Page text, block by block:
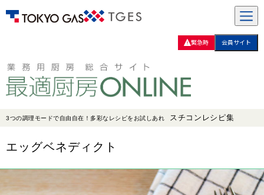
緊急時 会員サイト
3つの調理モードで自由自在！多彩なレシピをお試しあれ スチコンレシピ集
エッグベネディクト